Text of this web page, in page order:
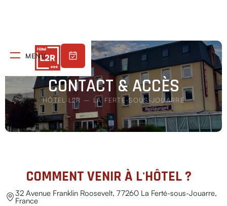
MENU
CONTACT & ACCÈS
HÔTEL L2R – LA FERTÉ-SOUS-JOUARRE
COMMENT VENIR À L'HÔTEL ?
32 Avenue Franklin Roosevelt, 77260 La Ferté-sous-Jouarre,
France